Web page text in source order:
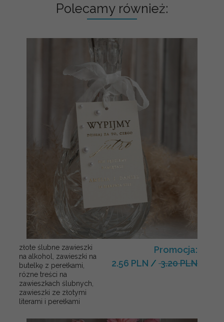
Polecamy również:
złote ślubne zawieszki
na alkohol, zawieszki na
butelkę z perełkami,
rózne treści na
zawieszkach ślubnych,
zawieszki ze złotymi
literami i perełkami
Promocja:
2.56 PLN / 3.20 PLN